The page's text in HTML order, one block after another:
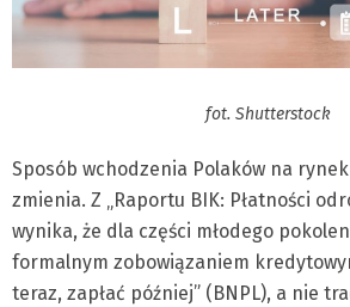
fot. Shutterstock
Sposób wchodzenia Polaków na
zmienia. Z „Raportu BIK: Płatności
wynika, że dla części młodego
formalnym zobowiązaniem
teraz, zapłać później” (BNPL), a nie